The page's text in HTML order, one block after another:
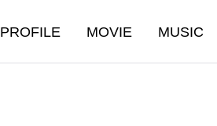
PROFILE MOVIE MUSIC